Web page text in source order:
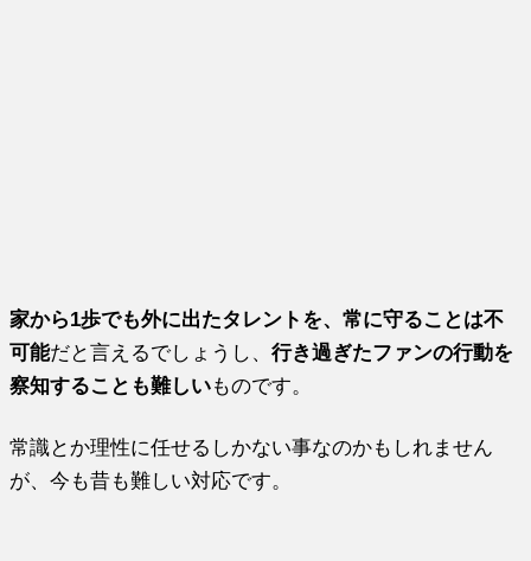
家から1歩でも外に出たタレントを、常に守ることは不
可能だと言えるでしょうし、行き過ぎたファンの行動を
察知することも難しいものです。
常識とか理性に任せるしかない事なのかもしれません
が、今も昔も難しい対応です。